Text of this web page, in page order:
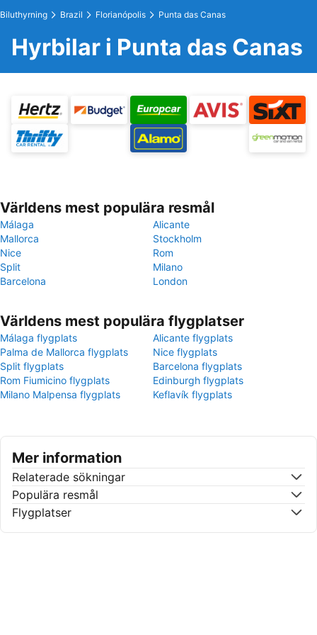
Biluthyrning Brazil Florianópolis Punta das Canas
Hyrbilar i Punta das Canas
Världens mest populära resmål
Málaga
Alicante
Mallorca
Stockholm
Nice
Rom
Split
Milano
Barcelona
London
Världens mest populära flygplatser
Málaga flygplats
Alicante flygplats
Palma de Mallorca flygplats
Nice flygplats
Split flygplats
Barcelona flygplats
Rom Fiumicino flygplats
Edinburgh flygplats
Milano Malpensa flygplats
Keflavík flygplats
Mer information
Relaterade sökningar
Populära resmål
Flygplatser